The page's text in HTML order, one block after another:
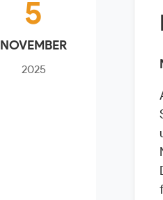
5
NOVEMBER
2025